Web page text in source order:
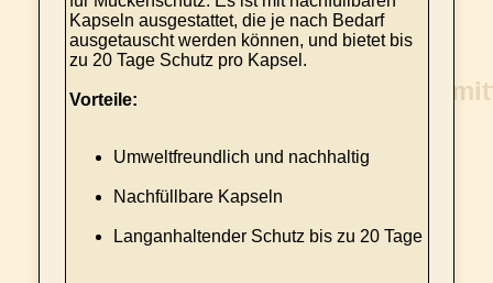
Kapseln ausgestattet, die je nach Bedarf
ausgetauscht werden können, und bietet bis
zu 20 Tage Schutz pro Kapsel.
Vorteile:
Umweltfreundlich und nachhaltig
Nachfüllbare Kapseln
Langanhaltender Schutz bis zu 20 Tage